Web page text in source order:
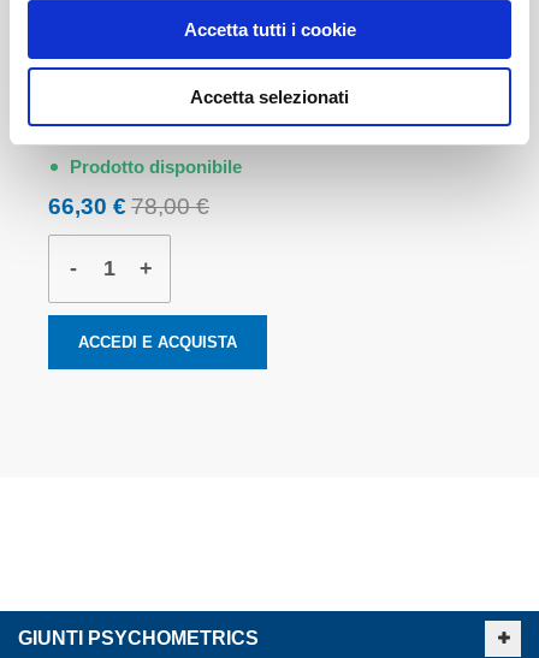
Accetta tutti i cookie
Accetta selezionati
92064L - TPL - Manuale di istruzioni
Prodotto disponibile
66,30 € 78,00 €
- +
ACCEDI E ACQUISTA
GIUNTI PSYCHOMETRICS